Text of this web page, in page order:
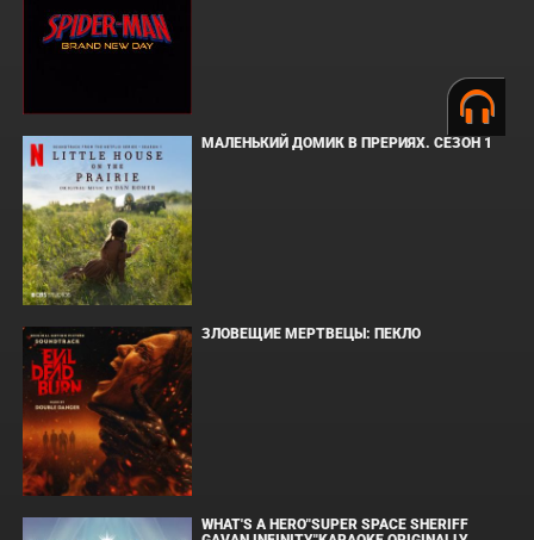
МАЛЕНЬКИЙ ДОМИК В ПРЕРИЯХ. СЕЗОН 1
ЗЛОВЕЩИЕ МЕРТВЕЦЫ: ПЕКЛО
WHAT'S A HERO"SUPER SPACE SHERIFF